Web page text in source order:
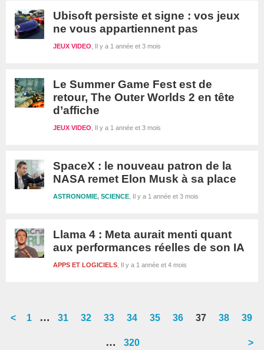
Ubisoft persiste et signe : vos jeux
ne vous appartiennent pas
Il y a 1 année et 3 mois
JEUX VIDEO
Le Summer Game Fest est de
retour, The Outer Worlds 2 en tête
d’affiche
Il y a 1 année et 3 mois
JEUX VIDEO
SpaceX : le nouveau patron de la
NASA remet Elon Musk à sa place
Il y a 1 année et 3 mois
ASTRONOMIE, SCIENCE
Llama 4 : Meta aurait menti quant
aux performances réelles de son IA
Il y a 1 année et 4 mois
APPS ET LOGICIELS
<
Go
1
Interim
…
Go
31
Go
32
Go
33
Go
34
Go
35
Go
36
Go
37
Go
38
Go
39
Interim
…
Go
320 >